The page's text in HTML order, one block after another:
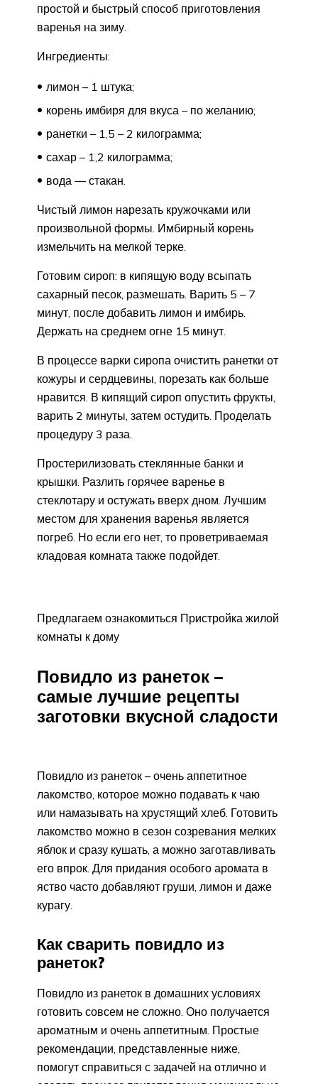
простой и быстрый способ приготовления
варенья на зиму.
Ингредиенты:
лимон – 1 штука;
корень имбиря для вкуса – по желанию;
ранетки – 1,5 – 2 килограмма;
сахар – 1,2 килограмма;
вода — стакан.
Чистый лимон нарезать кружочками или
произвольной формы. Имбирный корень
измельчить на мелкой терке.
Готовим сироп: в кипящую воду всыпать
сахарный песок, размешать. Варить 5 – 7
минут, после добавить лимон и имбирь.
Держать на среднем огне 15 минут.
В процессе варки сиропа очистить ранетки от
кожуры и сердцевины, порезать как больше
нравится. В кипящий сироп опустить фрукты,
варить 2 минуты, затем остудить. Проделать
процедуру 3 раза.
Простерилизовать стеклянные банки и
крышки. Разлить горячее варенье в
стеклотару и остужать вверх дном. Лучшим
местом для хранения варенья является
погреб. Но если его нет, то проветриваемая
кладовая комната также подойдет.
Предлагаем ознакомиться Пристройка жилой
комнаты к дому
Повидло из ранеток –
самые лучшие рецепты
заготовки вкусной сладости
Повидло из ранеток – очень аппетитное
лакомство, которое можно подавать к чаю
или намазывать на хрустящий хлеб. Готовить
лакомство можно в сезон созревания мелких
яблок и сразу кушать, а можно заготавливать
его впрок. Для придания особого аромата в
яство часто добавляют груши, лимон и даже
курагу.
Как сварить повидло из
ранеток?
Повидло из ранеток в домашних условиях
готовить совсем не сложно. Оно получается
ароматным и очень аппетитным. Простые
рекомендации, представленные ниже,
помогут справиться с задачей на отлично и